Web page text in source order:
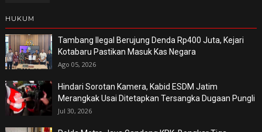
HUKUM
Tambang Ilegal Berujung Denda Rp400 Juta, Kejari
Kotabaru Pastikan Masuk Kas Negara
Ago 05, 2026
Hindari Sorotan Kamera, Kabid ESDM Jatim
Merangkak Usai Ditetapkan Tersangka Dugaan Pungli
Jul 30, 2026